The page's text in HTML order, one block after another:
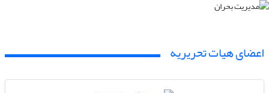
اعضای هیات تحریریه